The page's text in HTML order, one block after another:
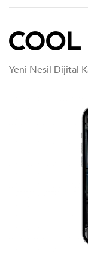
Yeni Nesil Dijital